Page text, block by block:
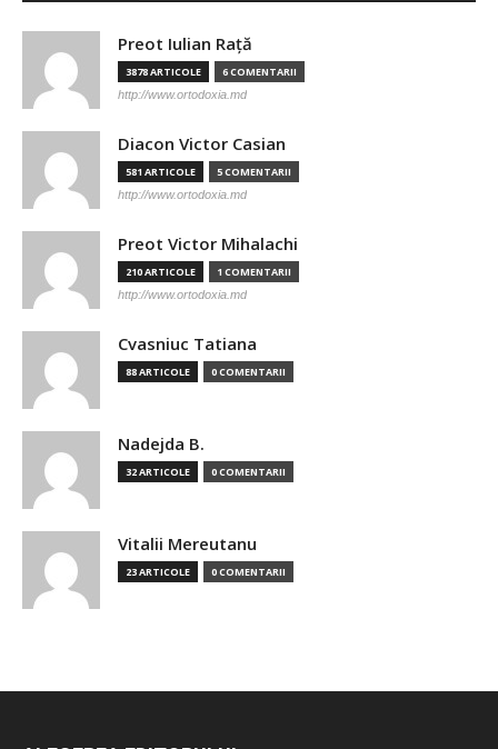
Preot Iulian Raţă
3878 ARTICOLE 6 COMENTARII
http://www.ortodoxia.md
Diacon Victor Casian
581 ARTICOLE 5 COMENTARII
http://www.ortodoxia.md
Preot Victor Mihalachi
210 ARTICOLE 1 COMENTARII
http://www.ortodoxia.md
Cvasniuc Tatiana
88 ARTICOLE 0 COMENTARII
Nadejda B.
32 ARTICOLE 0 COMENTARII
Vitalii Mereutanu
23 ARTICOLE 0 COMENTARII